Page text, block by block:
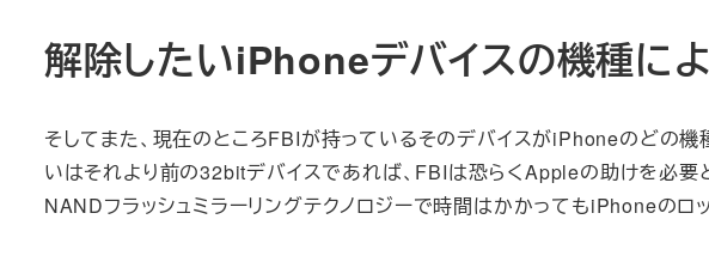
解除したいiPhoneデバイスの機種に
そしてまた、現在のところFBIが持っているそのデバイスがiPhoneのどの
いはそれより前の32bitデバイスであれば、FBIは恐らくAppleの助けを必要
NANDフラッシュミラーリングテクノロジーで時間はかかってもiPhoneのロ